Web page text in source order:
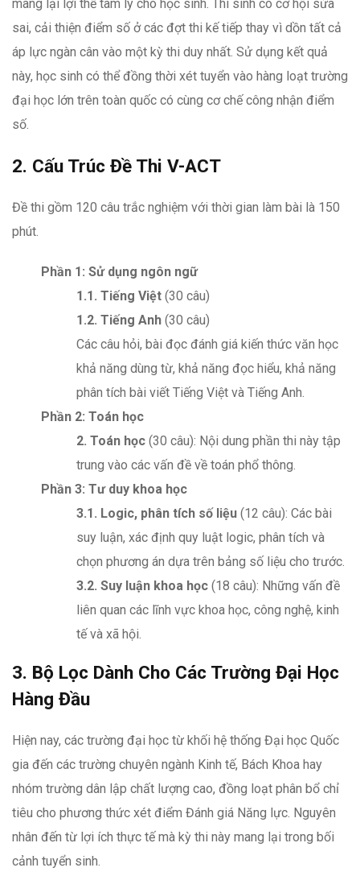
mang lại lợi thế tâm lý cho học sinh. Thí sinh có cơ hội sửa
sai, cải thiện điểm số ở các đợt thi kế tiếp thay vì dồn tất cả
áp lực ngàn cân vào một kỳ thi duy nhất. Sử dụng kết quả
này, học sinh có thể đồng thời xét tuyển vào hàng loạt trường
đại học lớn trên toàn quốc có cùng cơ chế công nhận điểm
số.
2. Cấu Trúc Đề Thi V-ACT
Đề thi gồm 120 câu trắc nghiệm với thời gian làm bài là 150
phút.
Phần 1: Sử dụng ngôn ngữ
1.1. Tiếng Việt (30 câu)
1.2. Tiếng Anh (30 câu)
Các câu hỏi, bài đọc đánh giá kiến thức văn học
khả năng dùng từ, khả năng đọc hiểu, khả năng
phân tích bài viết Tiếng Việt và Tiếng Anh.
Phần 2: Toán học
2. Toán học (30 câu): Nội dung phần thi này tập
trung vào các vấn đề về toán phổ thông.
Phần 3: Tư duy khoa học
3.1. Logic, phân tích số liệu (12 câu): Các bài
suy luận, xác định quy luật logic, phân tích và
chọn phương án dựa trên bảng số liệu cho trước.
3.2. Suy luận khoa học (18 câu): Những vấn đề
liên quan các lĩnh vực khoa học, công nghệ, kinh
tế và xã hội.
3. Bộ Lọc Dành Cho Các Trường Đại Học
Hàng Đầu
Hiện nay, các trường đại học từ khối hệ thống Đại học Quốc
gia đến các trường chuyên ngành Kinh tế, Bách Khoa hay
nhóm trường dân lập chất lượng cao, đồng loạt phân bổ chỉ
tiêu cho phương thức xét điểm Đánh giá Năng lực. Nguyên
nhân đến từ lợi ích thực tế mà kỳ thi này mang lại trong bối
cảnh tuyển sinh.